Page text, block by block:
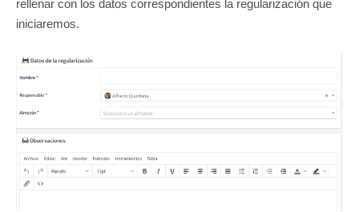
rellenar con los datos correspondientes la regularización que
iniciaremos.